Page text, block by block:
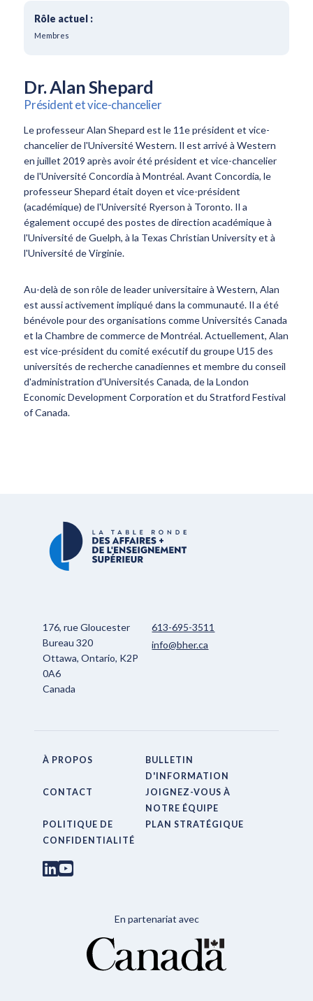
Rôle actuel :
Membres
Dr. Alan Shepard
Président et vice-chancelier
Le professeur Alan Shepard est le 11e président et vice-
chancelier de l'Université Western. Il est arrivé à Western
en juillet 2019 après avoir été président et vice-chancelier
de l'Université Concordia à Montréal. Avant Concordia, le
professeur Shepard était doyen et vice-président
(académique) de l'Université Ryerson à Toronto. Il a
également occupé des postes de direction académique à
l'Université de Guelph, à la Texas Christian University et à
l'Université de Virginie.
Au-delà de son rôle de leader universitaire à Western, Alan
est aussi activement impliqué dans la communauté. Il a été
bénévole pour des organisations comme Universités Canada
et la Chambre de commerce de Montréal. Actuellement, Alan
est vice-président du comité exécutif du groupe U15 des
universités de recherche canadiennes et membre du conseil
d'administration d'Universités Canada, de la London
Economic Development Corporation et du Stratford Festival
of Canada.
176, rue Gloucester
Bureau 320
Ottawa, Ontario, K2P
0A6
Canada
613-695-3511
info@bher.ca
À PROPOS
BULLETIN
D'INFORMATION
CONTACT
JOIGNEZ-VOUS À
NOTRE ÉQUIPE
POLITIQUE DE
CONFIDENTIALITÉ
PLAN STRATÉGIQUE
En partenariat avec